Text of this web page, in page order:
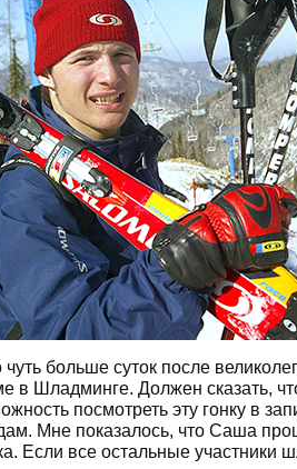
больше суток после
Шладминге. Должен сказать,
посмотреть эту гонку в
Мне показалось, что Саша
Если все остальные участники